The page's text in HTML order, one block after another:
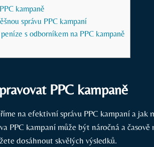
kampaně
správu PPC kampaní
s odborníkem na PPC kampaně
PPC kampaně
na efektivní správu PPC kampaní a jak
PPC kampaní může být náročná a časově
dosáhnout skvělých výsledků.